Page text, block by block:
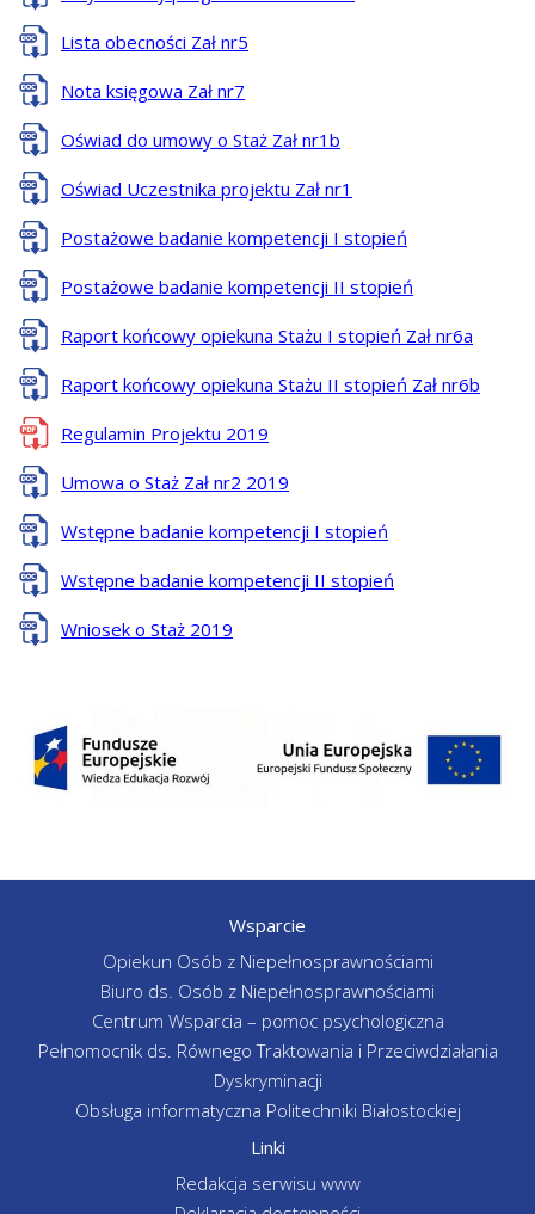
Lista obecności Zał nr5
Nota księgowa Zał nr7
Oświad do umowy o Staż Zał nr1b
Oświad Uczestnika projektu Zał nr1
Postażowe badanie kompetencji I stopień
Postażowe badanie kompetencji II stopień
Raport końcowy opiekuna Stażu I stopień Zał nr6a
Raport końcowy opiekuna Stażu II stopień Zał nr6b
Regulamin Projektu 2019
Umowa o Staż Zał nr2 2019
Wstępne badanie kompetencji I stopień
Wstępne badanie kompetencji II stopień
Wniosek o Staż 2019
Wsparcie
Opiekun Osób z Niepełnosprawnościami
Biuro ds. Osób z Niepełnosprawnościami
Centrum Wsparcia – pomoc psychologiczna
Pełnomocnik ds. Równego Traktowania i Przeciwdziałania
Dyskryminacji
Obsługa informatyczna Politechniki Białostockiej
Linki
Redakcja serwisu www